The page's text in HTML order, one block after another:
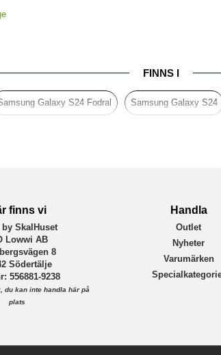
FINNS I
Galaxy S24 Fodral Samsung Galaxy S24
finns vi
by SkalHuset
Lowwi AB
8
Södertälje
556881-9238
du kan inte handla här på
plats
Handla
Outlet
Nyheter
Varumärken